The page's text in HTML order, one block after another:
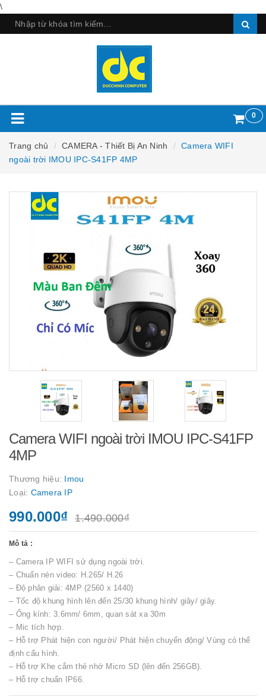
\
0
Trang chủ CAMERA - Thiết Bị An Ninh
Camera WIFI
ngoài trời IMOU IPC-S41FP 4MP
Camera WIFI ngoài trời IMOU IPC-S41FP
4MP
Thương hiệu: Imou
Loại: Camera IP
990.000₫ 1.490.000₫
Mô tả :
– Camera IP WIFI sử dụng ngoài trời.
– Chuẩn nén video: H.265/ H.26
– Độ phân giải: 4MP (2560 x 1440)
– Tốc độ khung hình lên đến 25/30 khung hình/ giây/ giây.
– Ống kính: 3.6mm/ 6mm, quan sát xa 30m
– Mic tích hợp.
– Hỗ trợ Phát hiện con người/ Phát hiện chuyển động/ Vùng có thể
định cấu hình.
– Hỗ trợ Khe cắm thẻ nhớ Micro SD (lên đến 256GB).
– Hỗ trợ chuẩn IP66.